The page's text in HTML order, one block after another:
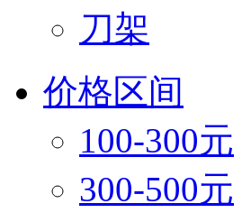
刀架
价格区间
100-300元
300-500元